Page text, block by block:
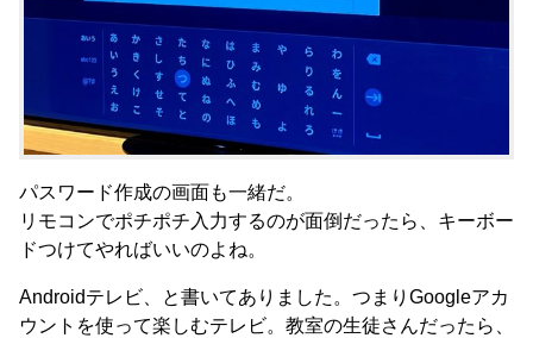
パスワード作成の画面も一緒だ。
リモコンでポチポチ入力するのが面倒だったら、キーボー
ドつけてやればいいのよね。
Androidテレビ、と書いてありました。つまりGoogleアカ
ウントを使って楽しむテレビ。教室の生徒さんだったら、